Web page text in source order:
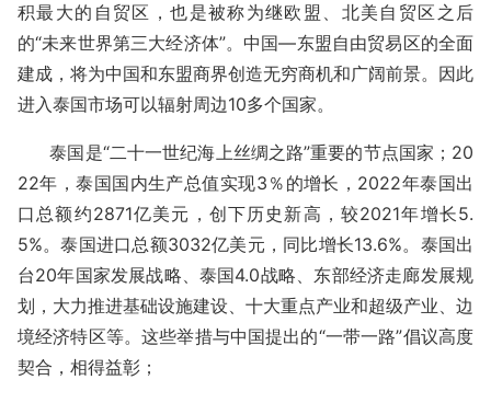
积最大的自贸区，也是被称为继欧盟、北美自贸区之后
的“未来世界第三大经济体”。中国—东盟自由贸易区的全面
建成，将为中国和东盟商界创造无穷商机和广阔前景。因此
进入泰国市场可以辐射周边10多个国家。
泰国是“二十一世纪海上丝绸之路”重要的节点国家；20
22年，泰国国内生产总值实现3％的增长，2022年泰国出
口总额约2871亿美元，创下历史新高，较2021年增长5.
5%。泰国进口总额3032亿美元， 同比增长13.6%。泰国出
台20年国家发展战略、泰国4.0战略、东部经济走廊发展规
划，大力推进基础设施建设、十大重点产业和超级产业、边
境经济特区等。这些举措与中国提出的“一带一路”倡议高度
契合，相得益彰 ；